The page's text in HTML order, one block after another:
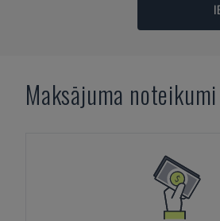
Maksājuma noteikumi